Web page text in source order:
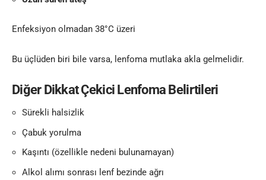
Enfeksiyon olmadan 38°C üzeri
Bu üçlüden biri bile varsa, lenfoma mutlaka akla gelmelidir.
Diğer Dikkat Çekici Lenfoma Belirtileri
Sürekli halsizlik
Çabuk yorulma
Kaşıntı (özellikle nedeni bulunamayan)
Alkol alımı sonrası lenf bezinde ağrı